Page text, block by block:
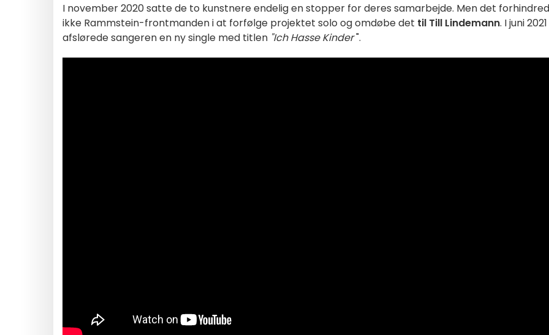
I november 2020 satte de to kunstnere endelig en stopper for deres samarbejde. Men det
ikke Rammstein-frontmanden i at forfølge projektet solo og omdøbe det til Till Lindemann. I juni 2021
afslørede sangeren en ny single med titlen "Ich Hasse Kinder".